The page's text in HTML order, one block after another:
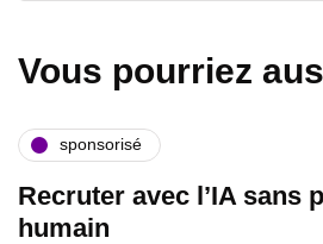
Vous pourriez
sponsorisé
Recruter avec l’IA sans
humain